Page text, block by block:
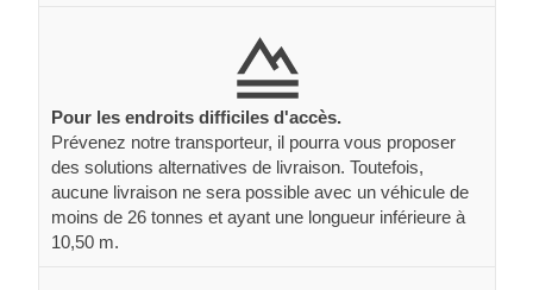
Pour les endroits difficiles d'accès.
Prévenez notre transporteur, il pourra vous proposer
des solutions alternatives de livraison. Toutefois,
aucune livraison ne sera possible avec un véhicule de
moins de 26 tonnes et ayant une longueur inférieure à
10,50 m.